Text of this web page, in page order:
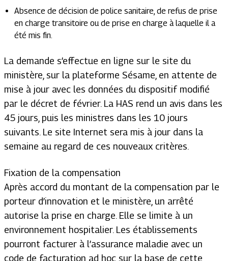
Absence de décision de police sanitaire, de refus de prise
en charge transitoire ou de prise en charge à laquelle il a
été mis fin.
La demande s’effectue en ligne sur le site du
ministère, sur la plateforme Sésame, en attente de
mise à jour avec les données du dispositif modifié
par le décret de février. La HAS rend un avis dans les
45 jours, puis les ministres dans les 10 jours
suivants. Le site Internet sera mis à jour dans la
semaine au regard de ces nouveaux critères.
Fixation de la compensation
Après accord du montant de la compensation par le
porteur d’innovation et le ministère, un arrêté
autorise la prise en charge. Elle se limite à un
environnement hospitalier. Les établissements
pourront facturer à l’assurance maladie avec un
code de facturation ad hoc sur la base de cette